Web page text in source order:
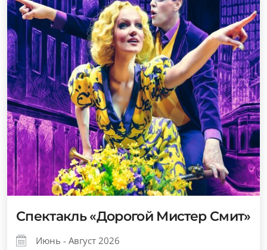
Спектакль «Дорогой Мистер Смит»
Июнь - Август 2026